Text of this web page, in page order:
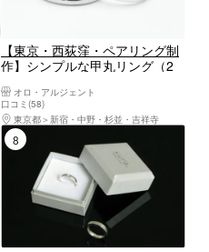
【東京・西荻窪・ペアリング制
作】シンプルな甲丸リング（2
げます。
オロ・アルジェント
口コミ(58)
東京都
新宿・中野・杉並・吉祥寺